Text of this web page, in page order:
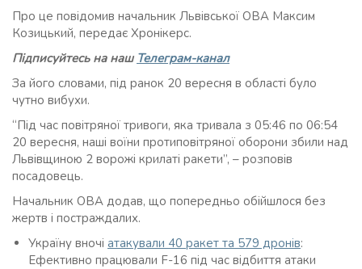
Про це повідомив начальник Львівської ОВА Максим
Козицький, передає Хронікерс.
Підписуйтесь на наш Телеграм-канал
За його словами, під ранок 20 вересня в області було
чутно вибухи.
“Під час повітряної тривоги, яка тривала з 05:46 по 06:54
20 вересня, наші воїни протиповітряної оборони збили над
Львівщиною 2 ворожі крилаті ракети”, – розповів
посадовець.
Начальник ОВА додав, що попередньо обійшлося без
жертв і постраждалих.
Україну вночі атакували 40 ракет та 579 дронів:
Ефективно працювали F-16 під час відбиття атаки